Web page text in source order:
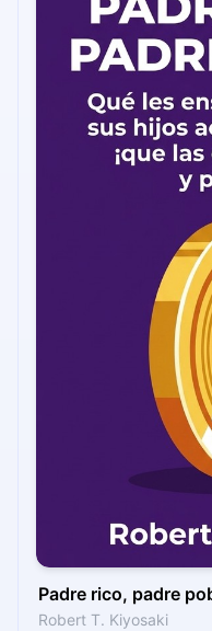
Padre rico, padre
Robert T. Kiyosaki